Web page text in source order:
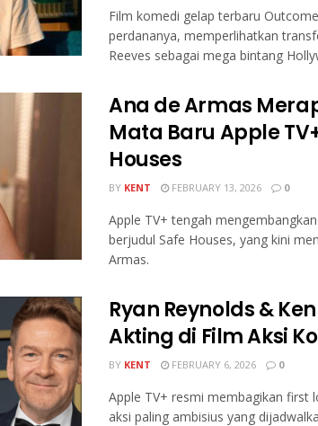
Film komedi gelap terbaru
perdananya, memperlihatkan
Reeves sebagai mega bintang
Ana de Armas
Mata Baru Apple
Houses
BY KENT FEBRUARY 13, 2026 0
Apple TV+ tengah
berjudul Safe Houses, yang kini
Armas.
Ryan Reynolds &
Akting di Film Aksi
BY KENT FEBRUARY 6, 2026 0
Apple TV+ resmi membagikan first
aksi paling ambisius yang